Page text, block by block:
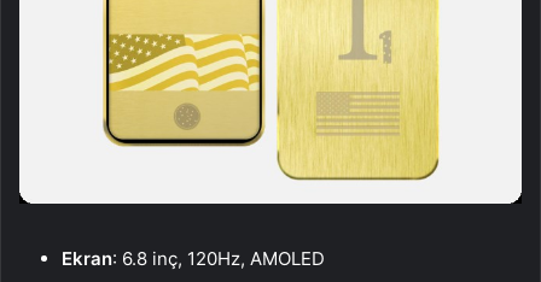
Ekran: 6.8 inç, 120Hz, AMOLED